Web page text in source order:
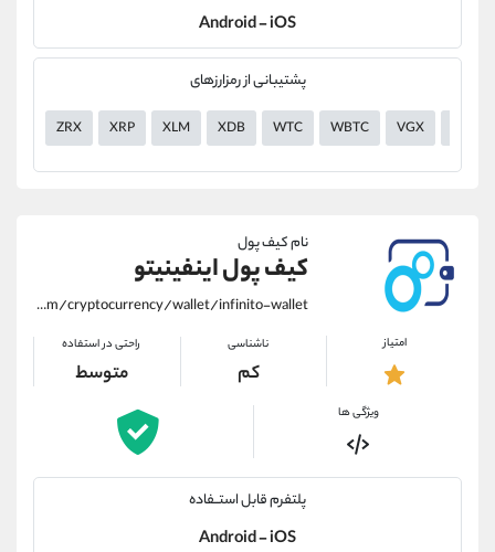
Android - iOS
پشتیبانی از رمزارزهای
ZRX XRP XLM XDB WTC WBTC VGX
نام کیف پول
کیف پول اینفینیتو
https://alirezamehrabi.com/cryptocurrency/wallet/infinito-wallet
امتیاز ناشناسی
کم
راحتی در استفاده
متوسط
ویژگی ها
پلتفرم قابل استــفاده
Android - iOS